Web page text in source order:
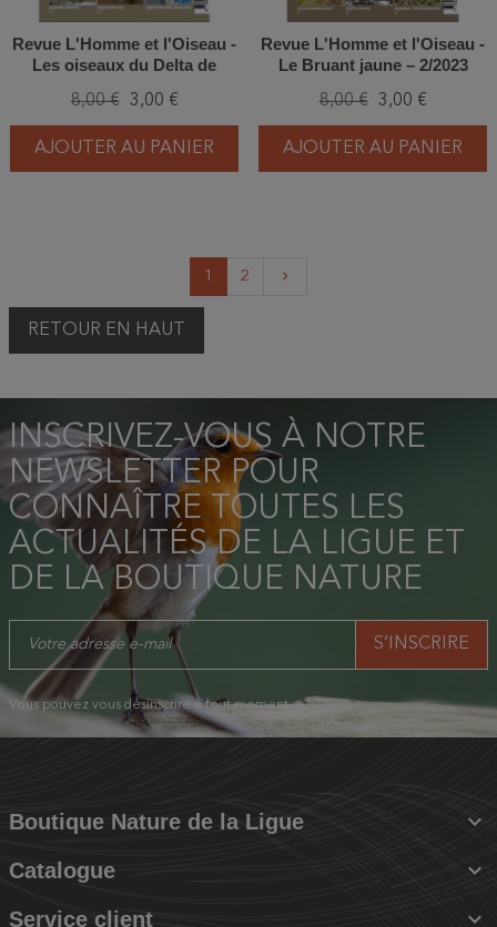
Revue L'Homme et l'Oiseau -
Les oiseaux du Delta de
8,00 € 3,00 €
AJOUTER AU PANIER
Revue L'Homme et l'Oiseau -
Le Bruant jaune – 2/2023
8,00 € 3,00 €
AJOUTER AU PANIER
1 2 keyboard_arrow_right
RETOUR EN HAUT
INSCRIVEZ-VOUS À NOTRE
NEWSLETTER POUR
CONNAÎTRE TOUTES LES
ACTUALITÉS DE LA LIGUE ET
DE LA BOUTIQUE NATURE
Vous pouvez vous désinscrire à tout moment.
Boutique Nature de la Ligue 
Catalogue 
Service client 